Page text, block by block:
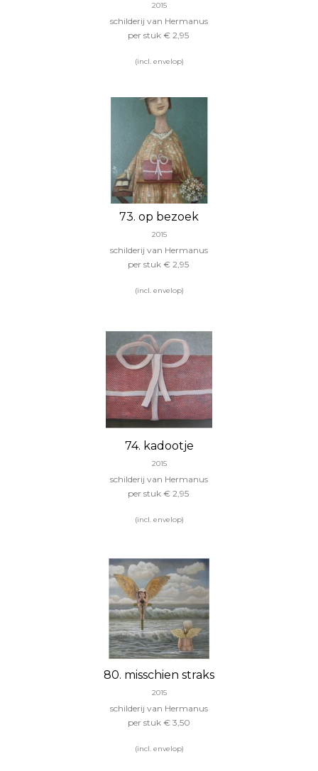
2015
schilderij van Hermanus
per stuk € 2,95
(incl. envelop)
73. op bezoek
2015
schilderij van Hermanus
per stuk € 2,95
(incl. envelop)
74. kadootje
2015
schilderij van Hermanus
per stuk € 2,95
(incl. envelop)
80. misschien straks
2015
schilderij van Hermanus
per stuk € 3,50
(incl. envelop)